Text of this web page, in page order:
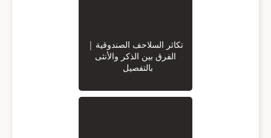
تكاثر السلاحف الصندوقية |
الفرق بين الذكر والأنثى
بالتفصيل